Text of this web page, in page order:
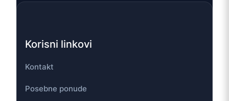
Korisni linkovi
Kontakt
Posebne ponude